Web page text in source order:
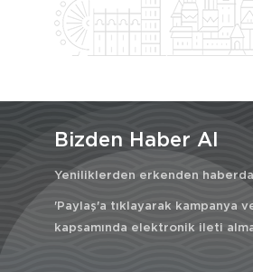
Bizden Haber Al
Yeniliklerden erkenden
'Paylaş'a tıklayarak kampanya
kapsamında elektronik ileti